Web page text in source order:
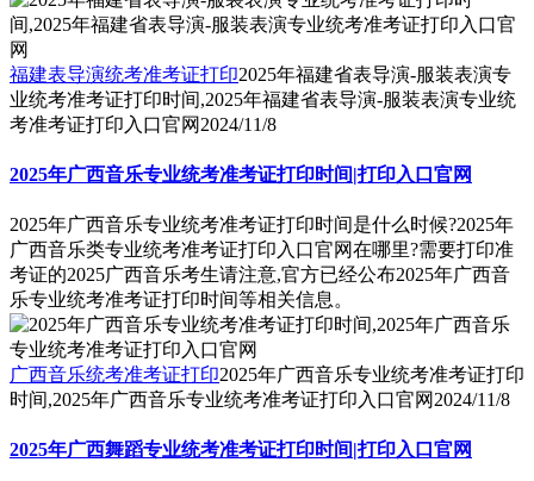
福建表导演统考准考证打印2025年福建省表导演-服装表演专
业统考准考证打印时间,2025年福建省表导演-服装表演专业统
考准考证打印入口官网 2024/11/8
2025年广西音乐专业统考准考证打印时间|打印入口官网
2025年广西音乐专业统考准考证打印时间是什么时候?2025年
广西音乐类专业统考准考证打印入口官网在哪里?需要打印准
考证的2025广西音乐考生请注意,官方已经公布2025年广西音
乐专业统考准考证打印时间等相关信息。
广西音乐统考准考证打印2025年广西音乐专业统考准考证打印
时间,2025年广西音乐专业统考准考证打印入口官网 2024/11/8
2025年广西舞蹈专业统考准考证打印时间|打印入口官网